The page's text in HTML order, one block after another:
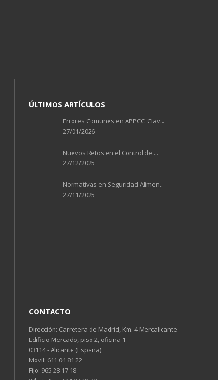
ÚLTIMOS ARTÍCULOS
Errores Comunes en APPCC: Clav...
27/01/2026
Nuevos Retos en el Control de ...
27/12/2025
Normativas en Seguridad Alimen...
27/11/2025
CONTACTO
Dirección: Carretera de Madrid, Km. 4 Mercalicante
Edificio Mercado, piso 2, oficina 1
03114 - Alicante (España)
Móvil: 611 04 81 22
Fijo: 965 28 17 18